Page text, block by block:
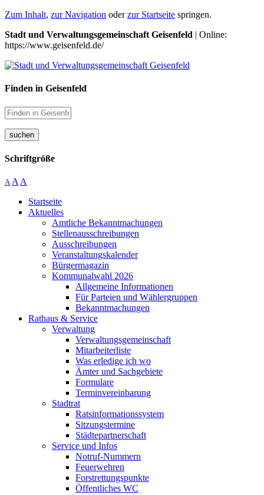
Zum Inhalt, zur Navigation oderzur Startseite springen.
Stadt und Verwaltungsgemeinschaft Geisenfeld | Online:
https://www.geisenfeld.de/
Finden in Geisenfeld
suchen
Schriftgröße
A A A
Startseite
Aktuelles
Amtliche Bekanntmachungen
Stellenausschreibungen
Ausschreibungen
Veranstaltungskalender
Bürgermagazin
Kommunalwahl 2026
Allgemeine Informationen
Für Parteien und Wählergruppen
Bekanntmachungen
Rathaus & Service
Verwaltung
Verwaltungsgemeinschaft
Mitarbeiterliste
Was erledige ich wo
Ämter und Sachgebiete
Formulare
Terminvereinbarung
Stadtrat
Ratsinformationssystem
Sitzungstermine
Städtepartnerschaft
Service und Infos
Notruf-Nummern
Feuerwehren
Forstrettungspunkte
Öffentliches WC